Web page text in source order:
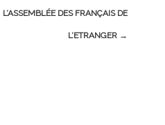
L’ASSEMBLÉE DES FRANÇAIS DE
L’ETRANGER →